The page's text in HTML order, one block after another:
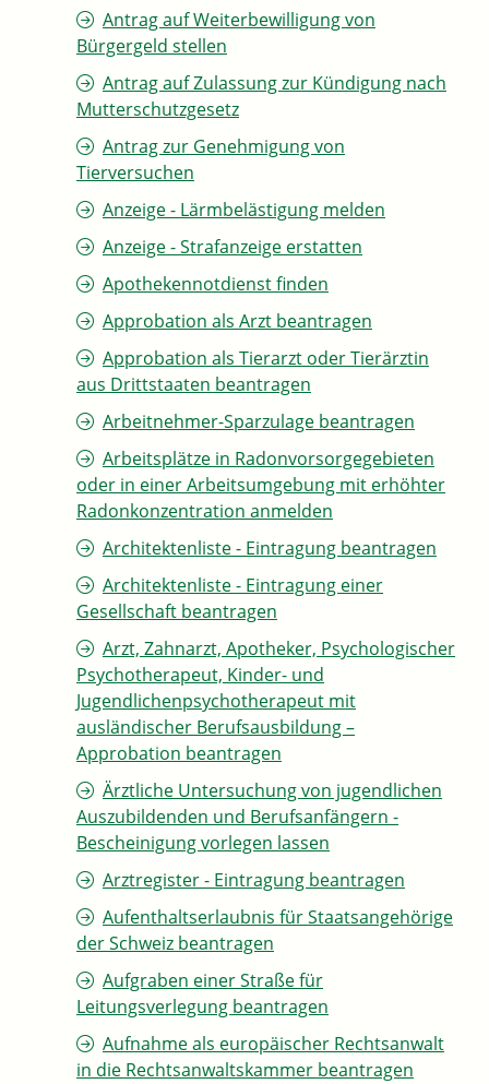
Antrag auf Weiterbewilligung von
Bürgergeld stellen
Antrag auf Zulassung zur Kündigung nach
Mutterschutzgesetz
Antrag zur Genehmigung von
Tierversuchen
Anzeige - Lärmbelästigung melden
Anzeige - Strafanzeige erstatten
Apothekennotdienst finden
Approbation als Arzt beantragen
Approbation als Tierarzt oder Tierärztin
aus Drittstaaten beantragen
Arbeitnehmer-Sparzulage beantragen
Arbeitsplätze in Radonvorsorgegebieten
oder in einer Arbeitsumgebung mit erhöhter
Radonkonzentration anmelden
Architektenliste - Eintragung beantragen
Architektenliste - Eintragung einer
Gesellschaft beantragen
Arzt, Zahnarzt, Apotheker, Psychologischer
Psychotherapeut, Kinder- und
Jugendlichenpsychotherapeut mit
ausländischer Berufsausbildung –
Approbation beantragen
Ärztliche Untersuchung von jugendlichen
Auszubildenden und Berufsanfängern -
Bescheinigung vorlegen lassen
Arztregister - Eintragung beantragen
Aufenthaltserlaubnis für Staatsangehörige
der Schweiz beantragen
Aufgraben einer Straße für
Leitungsverlegung beantragen
Aufnahme als europäischer Rechtsanwalt
in die Rechtsanwaltskammer beantragen